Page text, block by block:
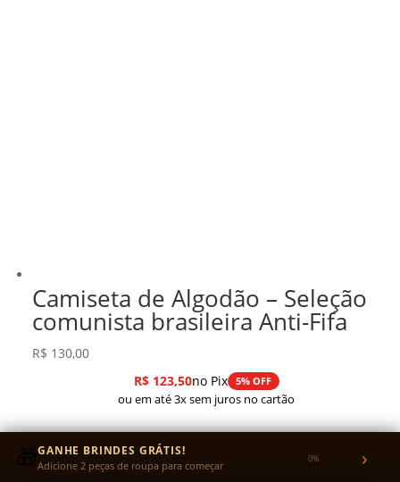
Camiseta de Algodão – Seleção
comunista brasileira Anti-Fifa
R$ 130,00
R$123,50no Pix 5% OFF
ou em até 3x sem juros no cartão
🎁GANHE BRINDES GRÁTIS!
Adicione 2 peças de roupa para começar 0% ›